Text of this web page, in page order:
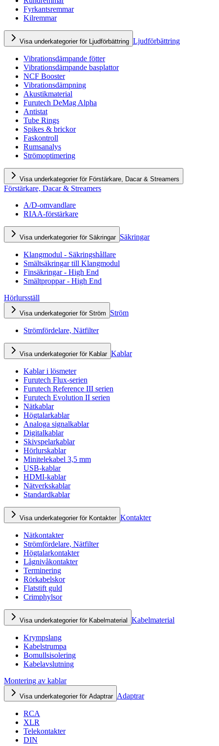
Fyrkantsremmar
Kilremmar
Visa underkategorier för Ljudförbättring Ljudförbättring
Vibrationsdämpande fötter
Vibrationsdämpande basplattor
NCF Booster
Vibrationsdämpning
Akustikmaterial
Furutech DeMag Alpha
Antistat
Tube Rings
Spikes & brickor
Faskontroll
Rumsanalys
Strömoptimering
Visa underkategorier för Förstärkare, Dacar & Streamers
Förstärkare, Dacar & Streamers
A/D-omvandlare
RIAA-förstärkare
Visa underkategorier för Säkringar Säkringar
Klangmodul - Säkringshållare
Smältsäkringar till Klangmodul
Finsäkringar - High End
Smältproppar - High End
Hörlursställ
Visa underkategorier för Ström Ström
Strömfördelare, Nätfilter
Visa underkategorier för Kablar Kablar
Kablar i lösmeter
Furutech Flux-serien
Furutech Reference III serien
Furutech Evolution II serien
Nätkablar
Högtalarkablar
Analoga signalkablar
Digitalkablar
Skivspelarkablar
Hörlurskablar
Minitelekabel 3,5 mm
USB-kablar
HDMI-kablar
Nätverkskablar
Standardkablar
Visa underkategorier för Kontakter Kontakter
Nätkontakter
Strömfördelare, Nätfilter
Högtalarkontakter
Lågnivåkontakter
Terminering
Rörkabelskor
Flatstift guld
Crimphylsor
Visa underkategorier för Kabelmaterial Kabelmaterial
Krympslang
Kabelstrumpa
Bomullsisolering
Kabelavslutning
Montering av kablar
Visa underkategorier för Adaptrar Adaptrar
RCA
XLR
Telekontakter
DIN